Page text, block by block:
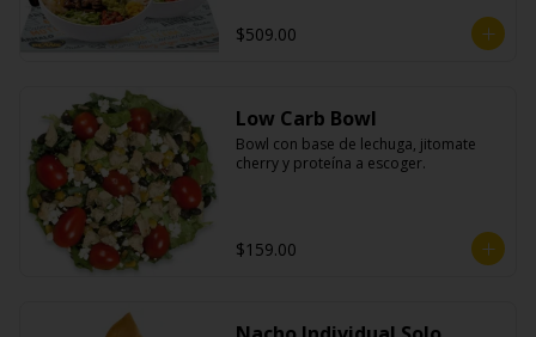
$509.00
Low Carb Bowl
Bowl con base de lechuga, jitomate
cherry y proteína a escoger.
$159.00